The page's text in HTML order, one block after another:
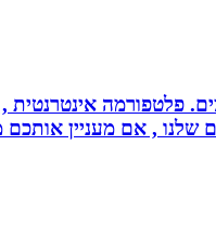
פלטפורמה אינטרנטית
שלנו , אם מעניין אותכם